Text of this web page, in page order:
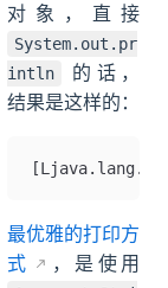
对象，直接
System.out.pr
intln
的话，
结果是这样的：
最优雅的打印方
式
，是使用